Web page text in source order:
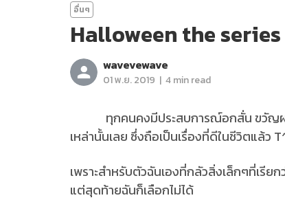
อื่นๆ
Halloween the
wavevewave
01 พ.ย. 2019 | 4 min read
ทุกคนคงมีประสบการณ์อกสั่น ขวัญผวา
เหล่านั้นเลย ซึ่งถือเป็นเรื่องที่ดีในชีวิตแล้ว
เพราะสำหรับตัวฉันเองที่กลัวสิ่งเล็กๆที่เรี
แต่สุดท้ายฉันก็เลือกไม่ได้